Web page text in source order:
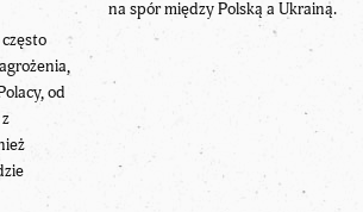
od
na spór między Polską a Ukrainą.